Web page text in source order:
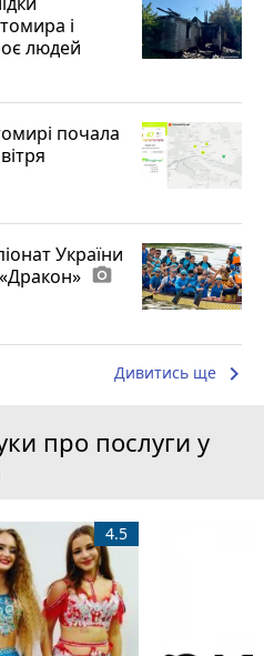
і
людей
почала
України
photo_camera
Дивитись ще keyboard_arrow_right
про послуги у
4.5